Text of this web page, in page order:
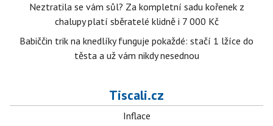
Neztratila se vám sůl? Za kompletní sadu kořenek z
chalupy platí sběratelé klidně i 7 000 Kč
Babiččin trik na knedlíky funguje pokaždé: stačí 1 lžíce do
těsta a už vám nikdy nesednou
Tiscali.cz
Inflace